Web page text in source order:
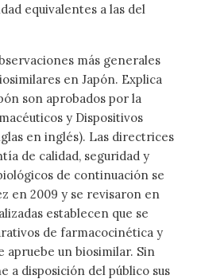
equivalentes a las del
más generales
en Japón. Explica
son aprobados por la
y Dispositivos
en inglés). Las directrices
de calidad, seguridad y
de continuación se
en 2009 y se revisaron en
establecen que se
de farmacocinética y
apruebe un biosimilar. Sin
a disposición del público sus